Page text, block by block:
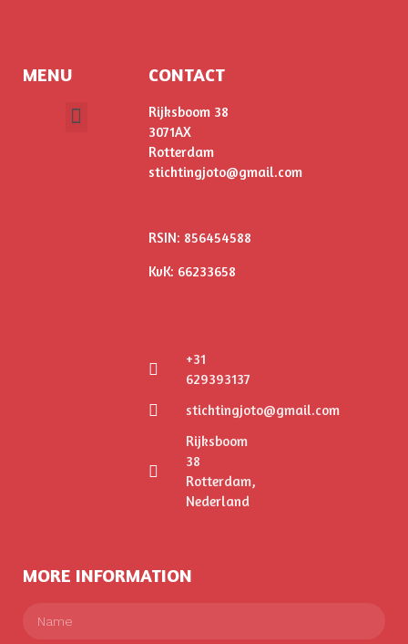
MENU CONTACT
Rijksboom 38
3071AX
Rotterdam
stichtingjoto@gmail.com
RSIN: 856454588
KvK: 66233658
+31
629393137
stichtingjoto@gmail.com
Rijksboom
38
Rotterdam,
Nederland
MORE INFORMATION